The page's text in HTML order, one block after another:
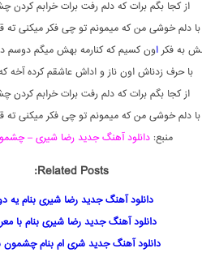
از کجا بگم برات که دلم رفت برات خرابم
با دلم خوشی من که میمونم تو چی فکر میکنی ته
به فکراون کسیم که کنارمه بهش میگم دوسم
با حرف زدناش اون ناز و اداش عاشقم کرده آخه
از کجا بگم برات که دلم رفت برات خرابم
با دلم خوشی من که میمونم تو چی فکر میکنی ته
منبع:دانلود آهنگ جدید رضا شیری –
Related Posts:
دانلود آهنگ جدید رضا شیری بنام یه
دانلود آهنگ جدید رضا شیری بنام با
دانلود آهنگ جدید شری ام بنام چشمون